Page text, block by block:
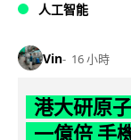
人工智能
Vin 16 小時
港大研原
一億倍 手